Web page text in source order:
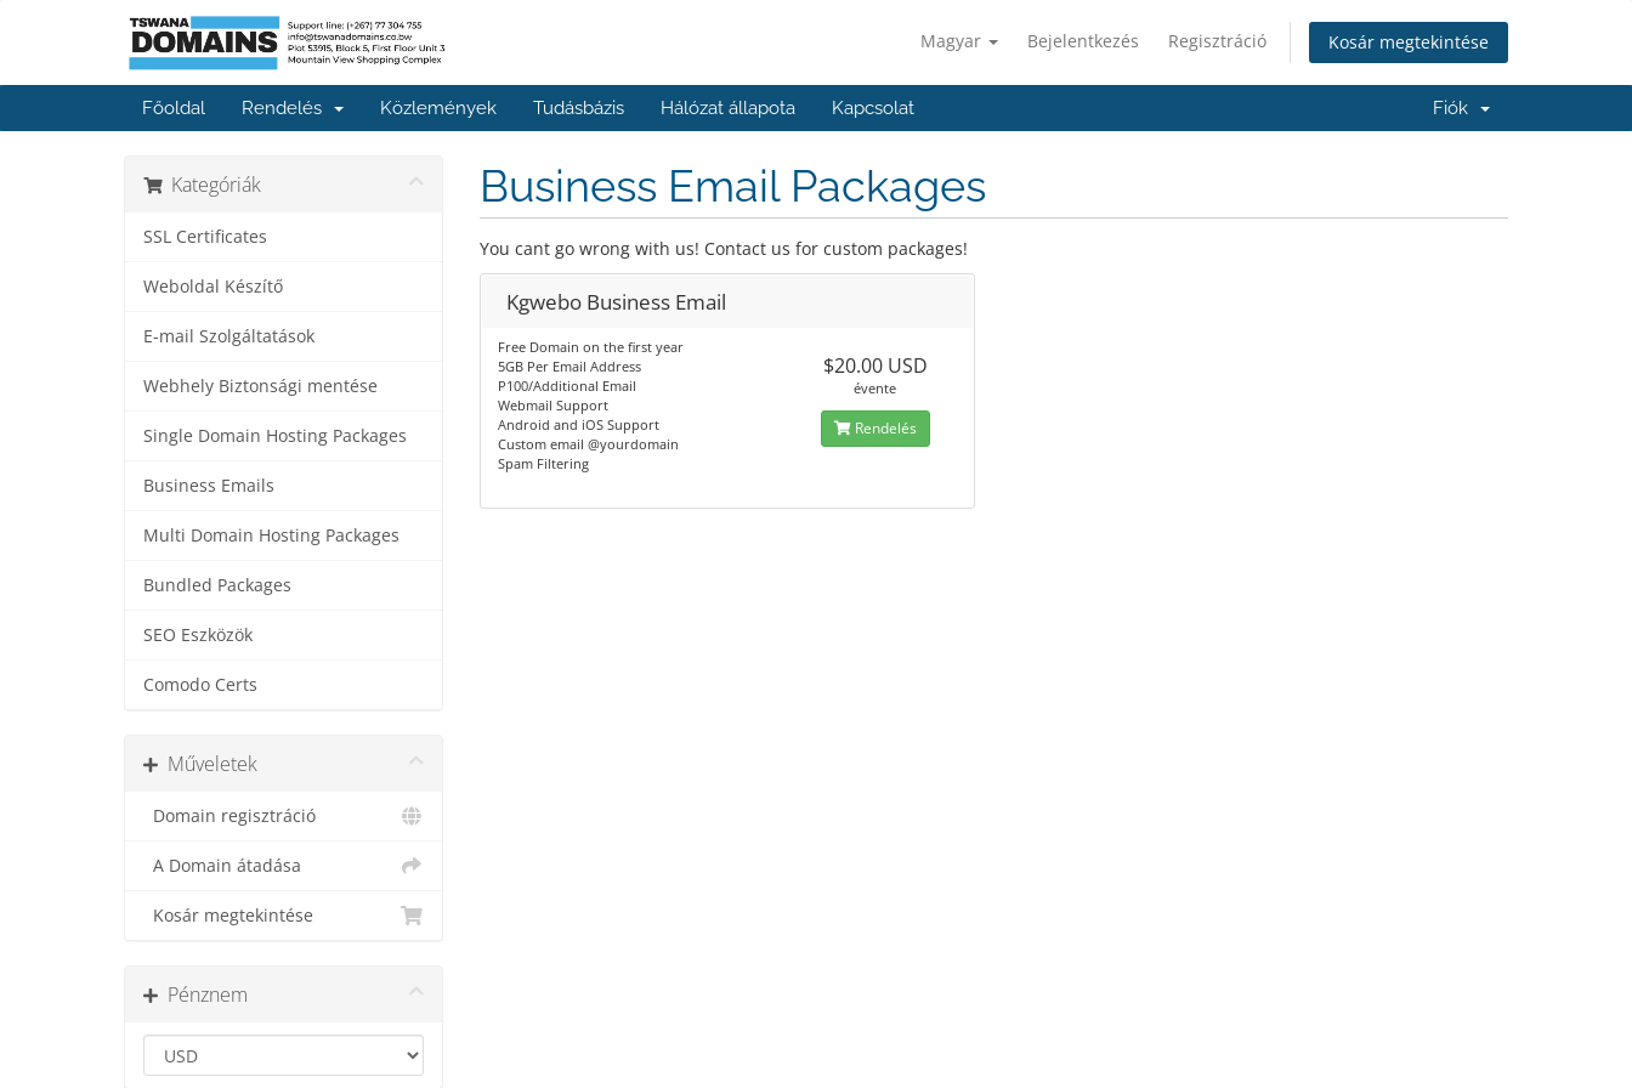
Magyar Bejelentkezés Regisztráció Kosár megtekintése
Főoldal Rendelés Közlemények Tudásbázis Hálózat állapota Kapcsolat Fiók
Kategóriák
SSL Certificates
Weboldal Készítő
E-mail Szolgáltatások
Webhely Biztonsági mentése
Single Domain Hosting Packages
Business Emails
Multi Domain Hosting Packages
Bundled Packages
SEO Eszközök
Comodo Certs
Műveletek
Domain regisztráció
A Domain átadása
Kosár megtekintése
Pénznem
Business Email Packages
You cant go wrong with us! Contact us for custom packages!
Kgwebo Business Email
Free Domain on the first year
5GB Per Email Address
P100/Additional Email
Webmail Support
Android and iOS Support
Custom email @yourdomain
Spam Filtering
$20.00 USD
évente
Rendelés